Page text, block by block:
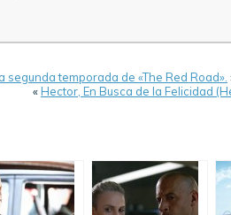
temporada de «The Red Road».
«Hector, En Busca de la Felicidad